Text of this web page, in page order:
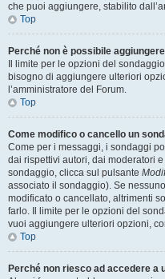
che puoi aggiungere, stabilito
Top
Perché non è possibile
Il limite per le opzioni del
bisogno di aggiungere ulteriori
l’amministratore del Forum.
Top
Come modifico o cancello un
Come per i messaggi, i sondaggi
dai rispettivi autori, dai moderatori
sondaggio, clicca sul pulsante
associato il sondaggio). Se
modificato o cancellato, altrimenti
farlo. Il limite per le opzioni del
vuoi aggiungere ulteriori opzioni,
Top
Perché non riesco ad accedere a